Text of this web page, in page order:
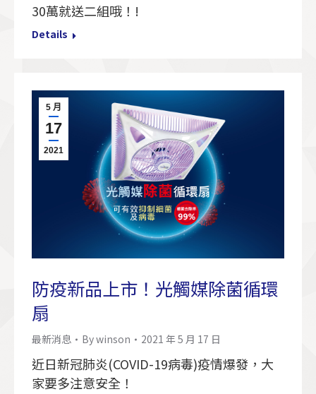
30萬就送二組哦！!
Details
5 月
17
2021
防疫新品上市！光觸媒除菌循環
扇
最新消息 Bywinson 2021 年 5 月 17 日
近日新冠肺炎(COVID-19病毒)疫情爆發，大
家要多注意安全！